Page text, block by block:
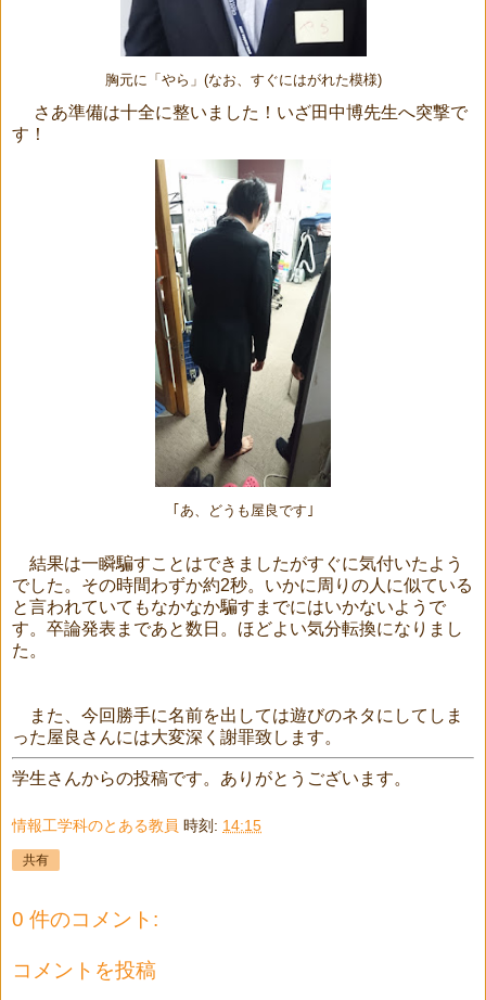
胸元に「やら」(なお、すぐにはがれた模様)
さあ準備は十全に整いました！いざ田中博先生へ突撃で
す！
｢あ、どうも屋良です｣
結果は一瞬騙すことはできましたがすぐに気付いたよう
でした。その時間わずか約2秒。いかに周りの人に似ている
と言われていてもなかなか騙すまでにはいかないようで
す。卒論発表まであと数日。ほどよい気分転換になりまし
た。
また、今回勝手に名前を出しては遊びのネタにしてしま
った屋良さんには大変深く謝罪致します。
学生さんからの投稿です。ありがとうございます。
情報工学科のとある教員 時刻: 14:15
共有
0 件のコメント:
コメントを投稿